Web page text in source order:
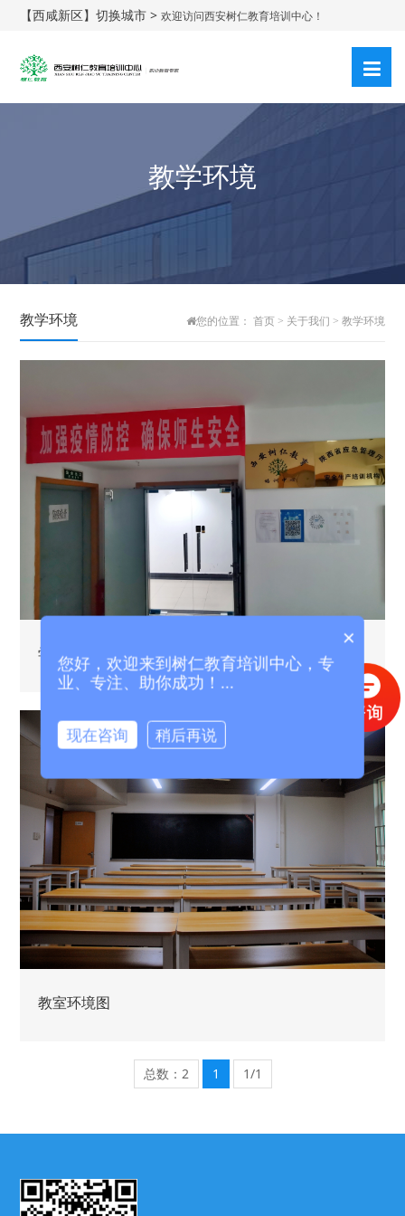
【西咸新区】切换城市 >欢迎访问西安树仁教育培训中心！
教学环境
教学环境 您的位置： 首页> 关于我们 > 教学环境
学校环境图
教室环境图
总数：2 1 1/1
×
您好，欢迎来到树仁教育培训中心，专
业、专注、助你成功！...
现在咨询 稍后再说